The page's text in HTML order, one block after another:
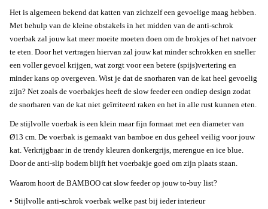
Het is algemeen bekend dat katten van zichzelf een gevoelige maag hebben.
Met behulp van de kleine obstakels in het midden van de anti-schrok
voerbak zal jouw kat meer moeite moeten doen om de brokjes of het natvoer
te eten. Door het vertragen hiervan zal jouw kat minder schrokken en sneller
een voller gevoel krijgen, wat zorgt voor een betere (spijs)vertering en
minder kans op overgeven. Wist je dat de snorharen van de kat heel gevoelig
zijn? Net zoals de voerbakjes heeft de slow feeder een ondiep design zodat
de snorharen van de kat niet geïrriteerd raken en het in alle rust kunnen eten.
De stijlvolle voerbak is een klein maar fijn formaat met een diameter van
Ø13 cm. De voerbak is gemaakt van bamboe en dus geheel veilig voor jouw
kat. Verkrijgbaar in de trendy kleuren donkergrijs, merengue en ice blue.
Door de anti-slip bodem blijft het voerbakje goed om zijn plaats staan.
Waarom hoort de BAMBOO cat slow feeder op jouw to-buy list?
• Stijlvolle anti-schrok voerbak welke past bij ieder interieur